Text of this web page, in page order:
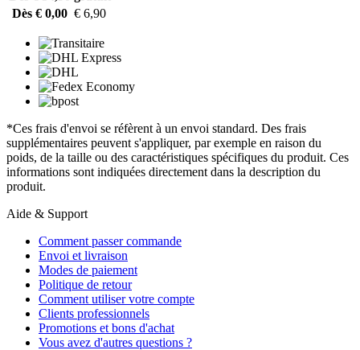
Dès € 0,00 € 6,90
*Ces frais d'envoi se réfèrent à un envoi standard. Des frais
supplémentaires peuvent s'appliquer, par exemple en raison du
poids, de la taille ou des caractéristiques spécifiques du produit. Ces
informations sont indiquées directement dans la description du
produit.
Aide & Support
Comment passer commande
Envoi et livraison
Modes de paiement
Politique de retour
Comment utiliser votre compte
Clients professionnels
Promotions et bons d'achat
Vous avez d'autres questions ?